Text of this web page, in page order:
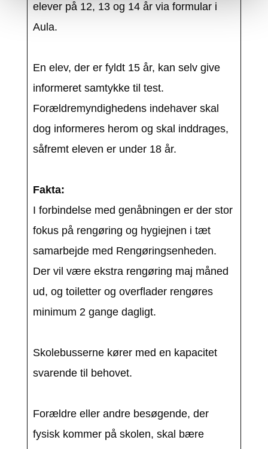
elever på 12, 13 og 14 år via formular i
Aula.
En elev, der er fyldt 15 år, kan selv give
informeret samtykke til test.
Forældremyndighedens indehaver skal
dog informeres herom og skal inddrages,
såfremt eleven er under 18 år.
Fakta:
I forbindelse med genåbningen er der stor
fokus på rengøring og hygiejnen i tæt
samarbejde med Rengøringsenheden.
Der vil være ekstra rengøring maj måned
ud, og toiletter og overflader rengøres
minimum 2 gange dagligt.
Skolebusserne kører med en kapacitet
svarende til behovet.
Forældre eller andre besøgende, der
fysisk kommer på skolen, skal bære